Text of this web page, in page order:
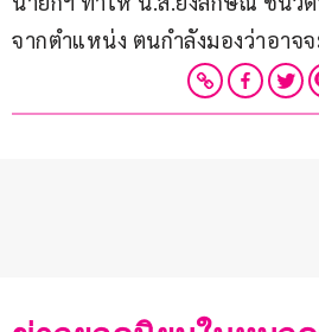
จากตำแหน่ง ตนกำลังมองว่าอาจจ